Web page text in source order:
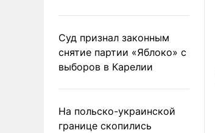
Суд признал законным
снятие партии «Яблоко» с
выборов в Карелии
На польско-украинской
границе скопились